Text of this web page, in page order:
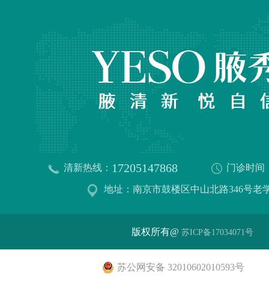
清新热线： 17205147868 门诊时间
地址：南京市鼓楼区中山北路346号老
版权所有@ 苏ICP备17034071号
苏公网安备 32010602010593号